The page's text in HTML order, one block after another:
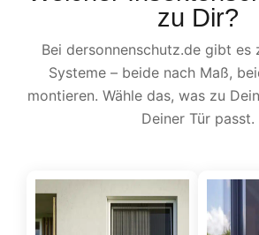
zu Dir?
Bei dersonnenschutz.de gibt es
Systeme – beide nach Maß,
montieren. Wähle das, was zu
Deiner Tür passt.